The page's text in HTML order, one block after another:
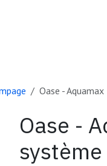
Oase -
Oase -